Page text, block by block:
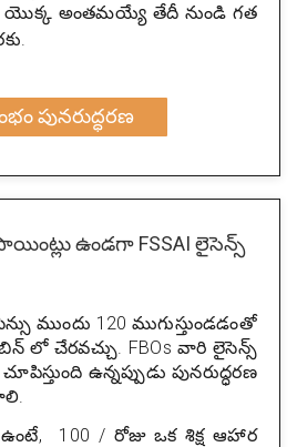
యొక్క అంతమయ్యే తేదీ నుండి గత
పునరుద్ధరణ
ఉండగా FSSAI లైసెన్స్
ముందు 120 ముగుస్తుండడంతో
బిన్ లో చేరవచ్చు. FBOs వారి లైసెన్స్
ఉన్నప్పుడు పునరుద్ధరణ
₹ 100 / రోజు ఒక శిక్ష ఆహార